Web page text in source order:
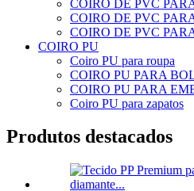
COIRO DE PVC
COIRO DE PVC
COIRO DE PVC
COIRO PU
Coiro PU para roupa
COIRO PU PARA
COIRO PU PARA
Coiro PU para zapatos
Produtos destacados